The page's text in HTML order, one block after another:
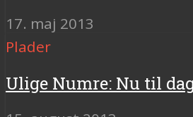
17. maj 2013
Plader
Ulige Numre: Nu til